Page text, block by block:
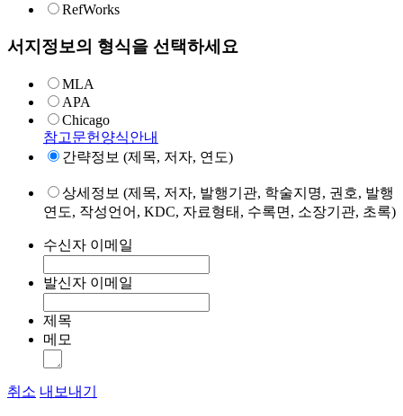
RefWorks
서지정보의 형식을 선택하세요
MLA
APA
Chicago
참고문헌양식안내
간략정보 (제목, 저자, 연도)
상세정보 (제목, 저자, 발행기관, 학술지명, 권호, 발행
연도, 작성언어, KDC, 자료형태, 수록면, 소장기관, 초록)
수신자 이메일
발신자 이메일
제목
메모
취소 내보내기